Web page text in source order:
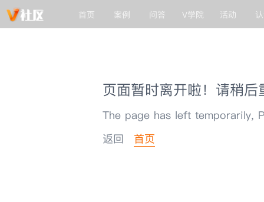
首页 案例 问答 V学院 活动
页面暂时离开啦！请稍后
The page has left temporarily,
返回
首页